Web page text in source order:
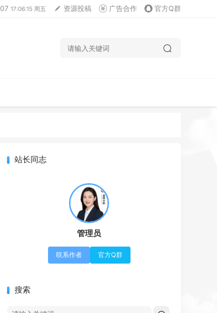
07 17:06:15 周五 资源投稿 广告合作 官方Q群
站长同志
管理员
联系作者 官方Q群
搜索